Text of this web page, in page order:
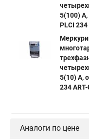
5(100) А,
PLСI 234
5(10) А,
234
Аналоги по цене